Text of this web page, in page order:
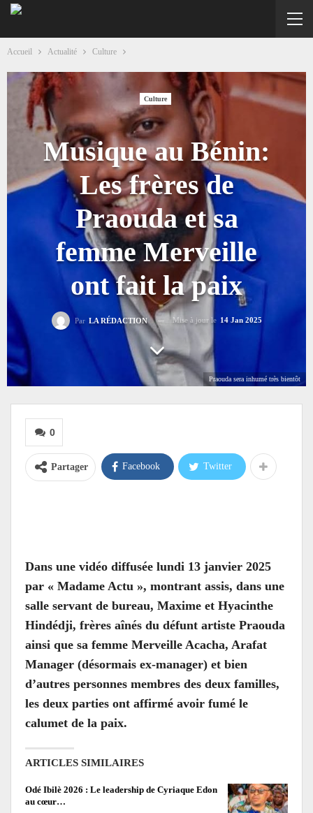
Accueil Actualité Culture
Culture
Musique au Bénin:
Les frères de
Praouda et sa
femme Merveille
ont fait la paix
Par LA RÉDACTION Mise à jour le 14 Jan 2025
Praouda sera inhumé très bientôt
0
Partager Facebook Twitter
Dans une vidéo diffusée lundi 13 janvier 2025
par « Madame Actu », montrant assis, dans une
salle servant de bureau, Maxime et Hyacinthe
Hindédji, frères aînés du défunt artiste Praouda
ainsi que sa femme Merveille Acacha, Arafat
Manager (désormais ex-manager) et bien
d’autres personnes membres des deux familles,
les deux parties ont affirmé avoir fumé le
calumet de la paix.
ARTICLES SIMILAIRES
Odé Ibilè 2026 : Le leadership de Cyriaque Edon
au cœur…